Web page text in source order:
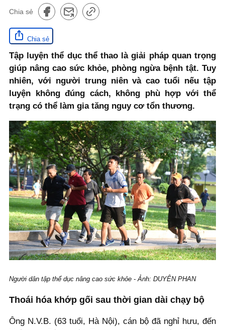
Chia sẻ
Chia sẻ
Tập luyện thể dục thể thao là giải pháp quan trọng
giúp nâng cao sức khỏe, phòng ngừa bệnh tật. Tuy
nhiên, với người trung niên và cao tuổi nếu tập
luyện không đúng cách, không phù hợp với thể
trạng có thể làm gia tăng nguy cơ tổn thương.
Người dân tập thể dục nâng cao sức khỏe - Ảnh: DUYÊN PHAN
Thoái hóa khớp gối sau thời gian dài chạy bộ
Ông N.V.B. (63 tuổi, Hà Nội), cán bộ đã nghỉ hưu, đến